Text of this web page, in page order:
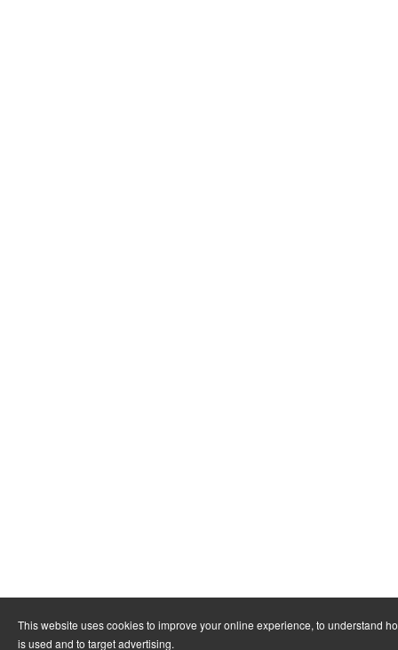
This website uses cookies to improve your online experience, to understand
is used and to target advertising.